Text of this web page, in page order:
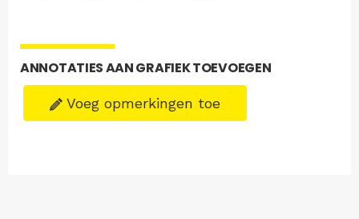
ANNOTATIES AAN GRAFIEK TOEVOEGEN
Voeg opmerkingen toe